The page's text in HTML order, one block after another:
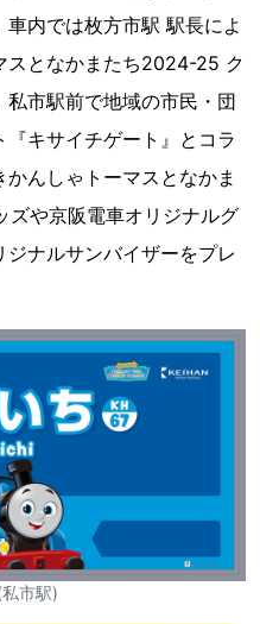
車内では枚方市駅 駅長によ
スとなかまたち2024-25 ク
市駅前で地域の市民・団
キサイチゲート』とコラ
んしゃトーマスとなかま
や京阪電車オリジナルグ
ナルサンバイザーをプレ
市駅)